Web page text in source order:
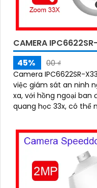
CAMERA
45%
00 ₫
Camera IPC6622SR-
việc giám sát an ninh
xa, với hồng ngoại ban
quang học 33x, có thể
Ultra265/H.265/H